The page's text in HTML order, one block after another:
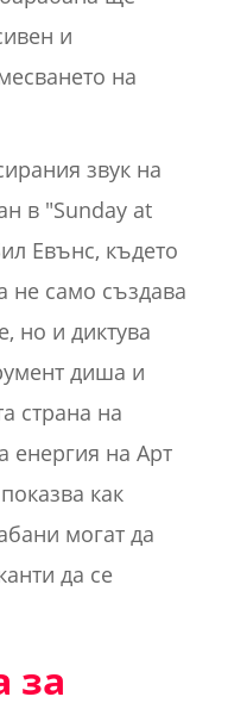
и
на
звук на
в "Sunday at
Евънс, където
не само създава
но и диктува
диша и
страна на
енергия на Арт
как
могат да
да се
за